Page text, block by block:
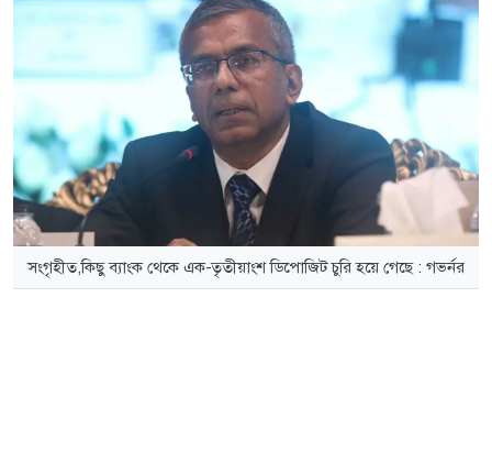
সংগৃহীত,কিছু ব্যাংক থেকে এক-তৃতীয়াংশ ডিপোজিট চুরি হয়ে গেছে : গভর্নর